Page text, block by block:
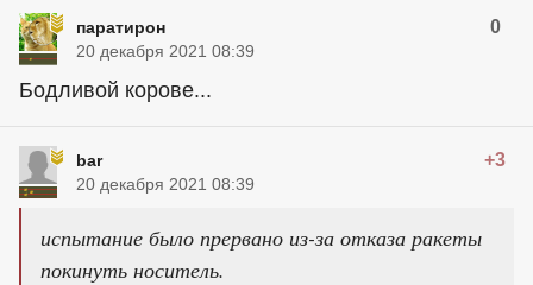
паратирон 0
20 декабря 2021 08:39
Бодливой корове...
bar +3
20 декабря 2021 08:39
испытание было прервано из-за отказа ракеты
покинуть носитель.